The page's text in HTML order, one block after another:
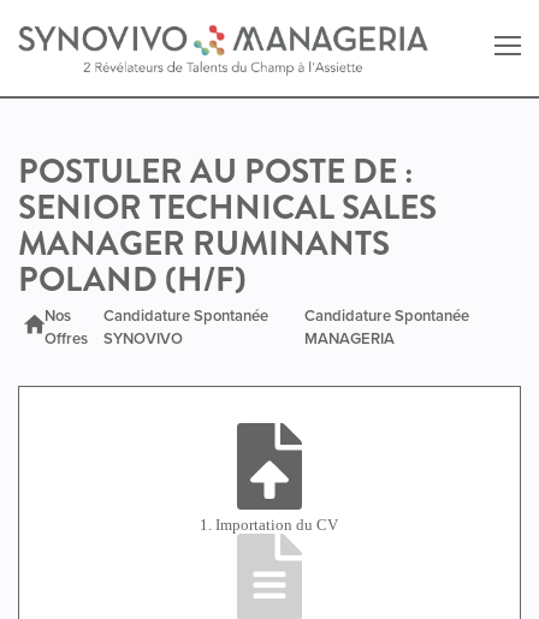
Retour au site MANAGERIA
POSTULER AU POSTE DE :
SENIOR TECHNICAL SALES
MANAGER RUMINANTS
POLAND (H/F)
Nos
Offres
Candidature Spontanée
SYNOVIVO
Candidature Spontanée
MANAGERIA